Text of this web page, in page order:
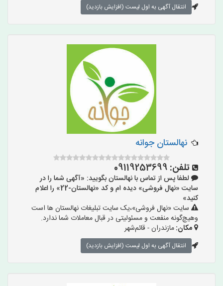
انتقال آگهی به اول لیست (افزایش بازدید)
نهالستان جوانه
تلفن: 09119253699
لطفا پس از تماس با نهالستان بگویید: «آگهی شما را در
سایت «نهال فروشی» دیده ام و کد «نهالستان-22» را اعلام
کنید»
سایت «نهال فروشی»،یک سایت تبلیغات نهالستان ها است
وهیچ‌گونه منفعت و مسئولیتی در قبال معاملات شما ندارد.
مکان:مازندران - قائم‌شهر
انتقال آگهی به اول لیست (افزایش بازدید)